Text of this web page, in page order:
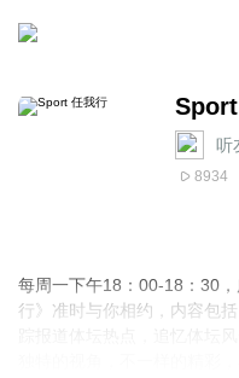
听
8934
每周一下午18：00-18：30
行》准时与你相约，内容包
独特的视角，不一样的精彩